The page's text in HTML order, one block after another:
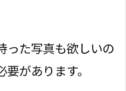
った写真も欲しいの
があります。